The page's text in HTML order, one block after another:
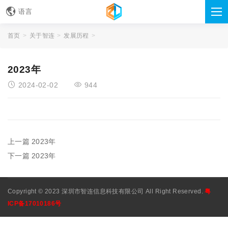
语言
首页 关于智连 发展历程
2023年
2024-02-02 944
上一篇 2023年
下一篇 2023年
Copyright © 2023 深圳市智连信息科技有限公司 All Right Reserved.粤
ICP备17010186号